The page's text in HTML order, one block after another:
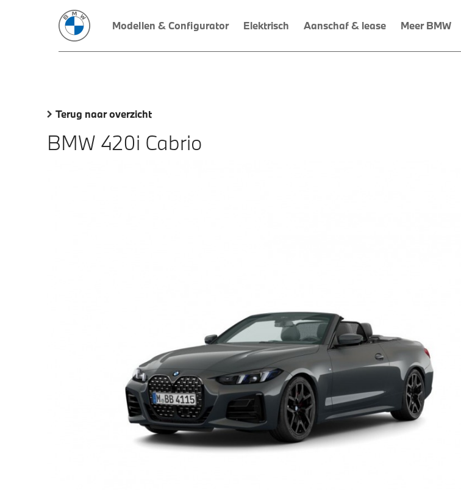
Modellen & Configurator Elektrisch Aanschaf & lease Meer BMW
Terug naar overzicht
BMW 420i Cabrio